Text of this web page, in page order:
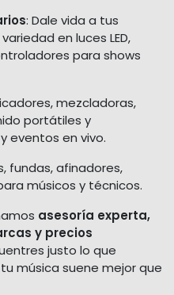
: Dale vida a tus
en luces LED,
para shows
mezcladoras,
portátiles y
eventos en vivo.
fundas, afinadores,
músicos y técnicos.
asesoría experta,
y precios
justo lo que
música suene mejor que